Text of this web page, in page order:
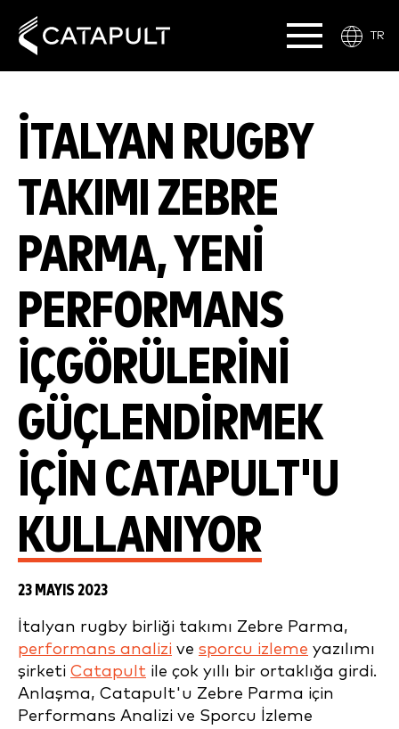
TR
İTALYAN RUGBY
TAKIMI ZEBRE
PARMA, YENI
PERFORMANS
İÇGÖRÜLERINI
GÜÇLENDIRMEK
IÇIN CATAPULT'U
KULLANIYOR
23 MAYIS 2023
İtalyan rugby birliği takımı Zebre Parma,
performans analizi ve sporcu izleme yazılımı
şirketi Catapult ile çok yıllı bir ortaklığa girdi.
Anlaşma, Catapult'u Zebre Parma için
Performans Analizi ve Sporcu İzleme